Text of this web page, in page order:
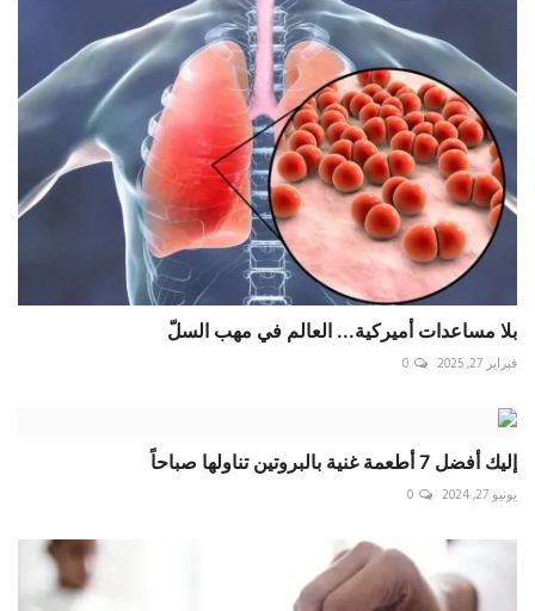
بلا مساعدات أميركية... العالم في مهب السلّ
فبراير 27, 2025 0
إليك أفضل 7 أطعمة غنية بالبروتين تناولها صباحاً
يونيو 27, 2024 0